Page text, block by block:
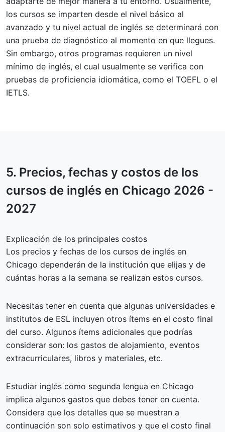
los cursos se imparten desde el nivel básico al
avanzado y tu nivel actual de inglés se determinará con
una prueba de diagnóstico al momento en que llegues.
Sin embargo, otros programas requieren un nivel
mínimo de inglés, el cual usualmente se verifica con
pruebas de proficiencia idiomática, como el TOEFL o el
IETLS.
5. Precios, fechas y costos de los
cursos de inglés en Chicago 2026 -
2027
Explicación de los principales costos
Los precios y fechas de los cursos de inglés en
Chicago dependerán de la institución que elijas y de
cuántas horas a la semana se realizan estos cursos.
Necesitas tener en cuenta que algunas universidades e
institutos de ESL incluyen otros ítems en el costo final
del curso. Algunos ítems adicionales que podrías
considerar son: los gastos de alojamiento, eventos
extracurriculares, libros y materiales, etc.
Estudiar inglés como segunda lengua en Chicago
implica algunos gastos que debes tener en cuenta.
Considera que los detalles que se muestran a
continuación son solo estimativos y que el costo final